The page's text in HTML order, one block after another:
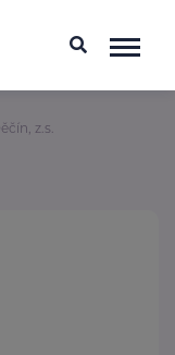
z.s.